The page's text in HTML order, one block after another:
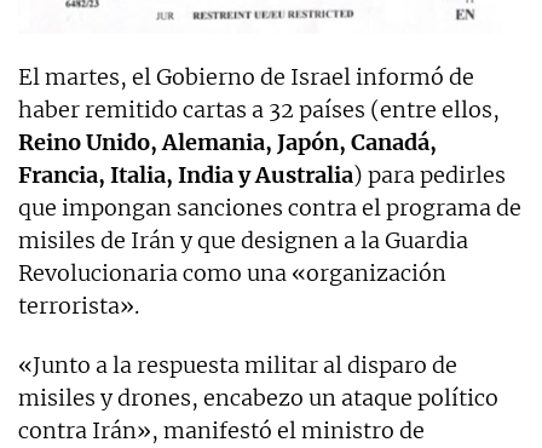
El martes, el Gobierno de Israel informó de
haber remitido cartas a 32 países (entre ellos,
Reino Unido, Alemania, Japón, Canadá,
Francia, Italia, India y Australia) para pedirles
que impongan sanciones contra el programa de
misiles de Irán y que designen a la Guardia
Revolucionaria como una «organización
terrorista».
«Junto a la respuesta militar al disparo de
misiles y drones, encabezo un ataque político
contra Irán», manifestó el ministro de